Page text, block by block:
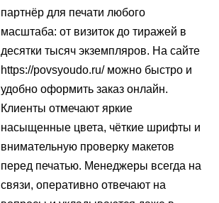
партнёр для печати любого
масштаба: от визиток до тиражей в
десятки тысяч экземпляров. На сайте
https://povsyoudo.ru/ можно быстро и
удобно оформить заказ онлайн.
Клиенты отмечают яркие
насыщенные цвета, чёткие шрифты и
внимательную проверку макетов
перед печатью. Менеджеры всегда на
связи, оперативно отвечают на